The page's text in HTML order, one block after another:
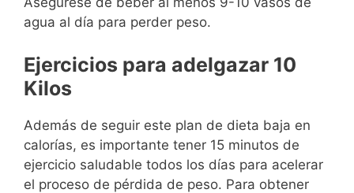
agua al día para perder peso.
Ejercicios para adelgazar 10
Kilos
Además de seguir este plan de dieta baja en
calorías, es importante tener 15 minutos de
ejercicio saludable todos los días para acelerar
el proceso de pérdida de peso. Para obtener